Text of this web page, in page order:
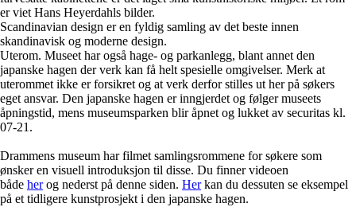
er viet Hans Heyerdahls bilder.
Scandinavian design er en fyldig samling av det beste innen
skandinavisk og moderne design.
Uterom. Museet har også hage- og parkanlegg, blant annet den
japanske hagen der verk kan få helt spesielle omgivelser. Merk at
uterommet ikke er forsikret og at verk derfor stilles ut her på søkers
eget ansvar. Den japanske hagen er inngjerdet og følger museets
åpningstid, mens museumsparken blir åpnet og lukket av securitas kl.
07-21.
Drammens museum har filmet samlingsrommene for søkere som
ønsker en visuell introduksjon til disse. Du finner videoen
både herog nederst på denne siden. Herkan du dessuten se eksempel
på et tidligere kunstprosjekt i den japanske hagen.